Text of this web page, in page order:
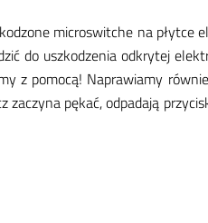
mi­cro­swit­che na płyt­ce
do uszko­dze­nia od­kry­tej
z po­mo­cą! Na­pra­wia­my
pę­kać, od­pa­da­ją